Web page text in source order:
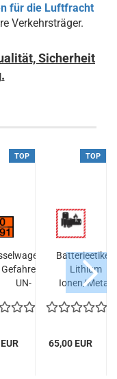
für die Luftfracht
Verkehrsträger.
Sicherheit
TOP
und
UN-
TOP
Batterieetikett
Lithium
Ionen/Metall
Papier
65,00 EUR